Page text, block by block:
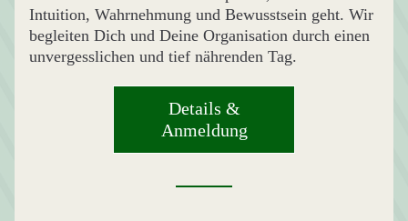
Intuition, Wahrnehmung und Bewusstsein geht. Wir
begleiten Dich und Deine Organisation durch einen
unvergesslichen und tief nährenden Tag.
Details &
Anmeldung